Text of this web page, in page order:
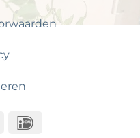
Cash